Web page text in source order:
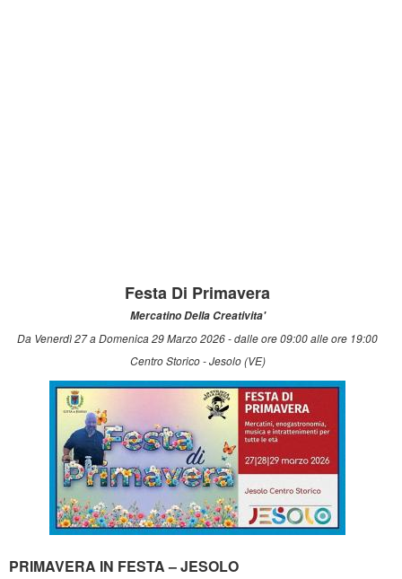
Festa Di Primavera
Mercatino Della Creativita'
Da Venerdì 27 a Domenica 29 Marzo 2026 - dalle ore 09:00 alle ore 19:00
Centro Storico - Jesolo (VE)
PRIMAVERA IN FESTA – JESOLO